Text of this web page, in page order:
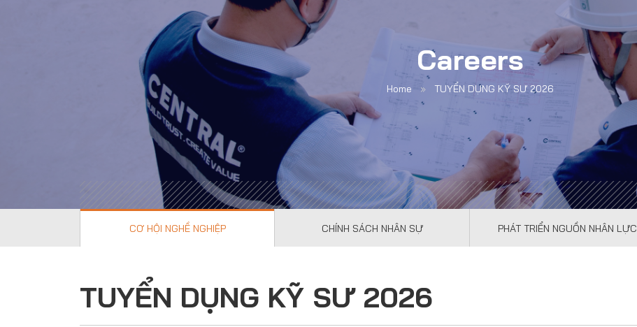
Careers
Home » TUYỂN DỤNG KỸ SƯ 2026
CƠ HỘI NGHỀ NGHIỆP CHÍNH SÁCH NHÂN SỰ PHÁT TRIỂN NGUỒN NHÂN LỰC
TUYỂN DỤNG KỸ SƯ 2026